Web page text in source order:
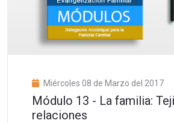
Miércoles 08 de Marzo del 2017
Módulo 13 - La familia:
relaciones